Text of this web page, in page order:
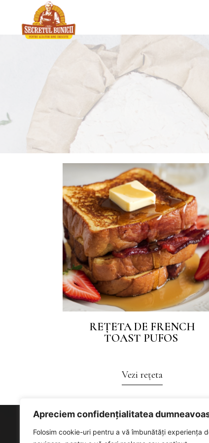
Apreciem confidențialitatea
Folosim cookie-uri pentru a vă îmbunătăți experiența
REȚETA DE FRENCH
TOAST PUFOS
Vezi rețeta
LINK-